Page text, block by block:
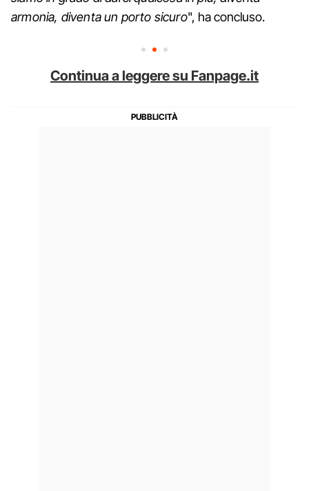
armonia, diventa un porto sicuro", ha concluso.
Continua a leggere su Fanpage.it